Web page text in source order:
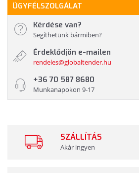
ÜGYFÉLSZOLGÁLAT
Kérdése van?
Segíthetünk bármiben?
Érdeklődjön e-mailen
rendeles@globaltender.hu
+36 70 587 8680
Munkanapokon 9-17
SZÁLLÍTÁS
Akár ingyen